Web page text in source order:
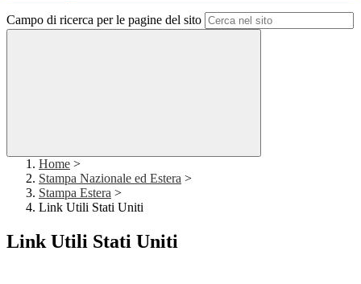
Campo di ricerca per le pagine del sito
Home >
Stampa Nazionale ed Estera >
Stampa Estera >
Link Utili Stati Uniti
Link Utili Stati Uniti